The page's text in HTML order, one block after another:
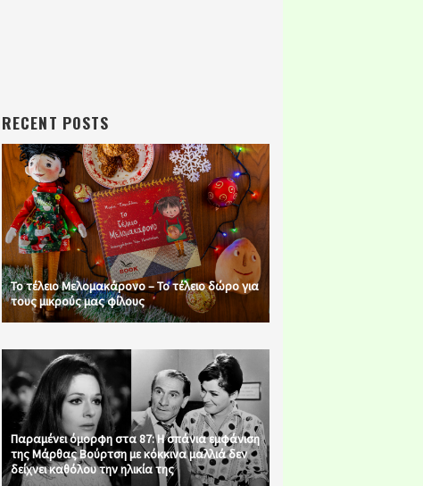
RECENT POSTS
Το τέλειο Μελομακάρονο – Το τέλειο δώρο για
τους μικρούς μας φίλους
Παραμένει όμορφη στα 87: Η σπάνια εμφάνιση
της Μάρθας Βούρτση με κόκκινα μαλλιά δεν
δείχνει καθόλου την ηλικία της